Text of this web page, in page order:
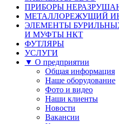
ПРИБОРЫ
МЕТАЛЛОРЕЖУЩИЙ
ЭЛЕМЕНТЫ
И МУФТЫ НКТ
ФУТЛЯРЫ
УСЛУГИ
▼ О предприятии
Общая информация
Наше оборудование
Фото и видео
Наши клиенты
Новости
Вакансии